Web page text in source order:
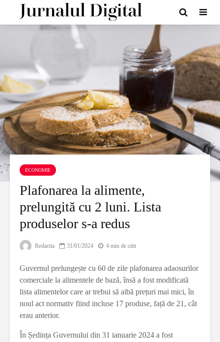
ECONOMIE
Plafonarea la alimente,
prelungită cu 2 luni. Lista
produselor s-a redus
Redactia 31/01/2024 4 min de citit
Guvernul prelungește cu 60 de zile plafonarea adaosurilor
comerciale la alimentele de bază, însă a fost modificată
lista alimentelor care ar trebui să aibă prețuri mai mici, în
noul act normativ fiind incluse 17 produse, față de 21, cât
erau anterior.
În Ședința Guvernului din 31 ianuarie 2024 a fost